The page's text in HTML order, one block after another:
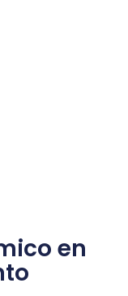
en